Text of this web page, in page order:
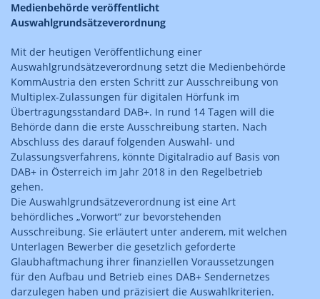
Medienbehörde veröffentlicht
Auswahlgrundsätzeverordnung
Mit der heutigen Veröffentlichung einer
Auswahlgrundsätzeverordnung setzt die Medienbehörde
KommAustria den ersten Schritt zur Ausschreibung von
Multiplex-Zulassungen für digitalen Hörfunk im
Übertragungsstandard DAB+. In rund 14 Tagen will die
Behörde dann die erste Ausschreibung starten. Nach
Abschluss des darauf folgenden Auswahl- und
Zulassungsverfahrens, könnte Digitalradio auf Basis von
DAB+ in Österreich im Jahr 2018 in den Regelbetrieb
gehen.
Die Auswahlgrundsätzeverordnung ist eine Art
behördliches „Vorwort“ zur bevorstehenden
Ausschreibung. Sie erläutert unter anderem, mit welchen
Unterlagen Bewerber die gesetzlich geforderte
Glaubhaftmachung ihrer finanziellen Voraussetzungen
für den Aufbau und Betrieb eines DAB+ Sendernetzes
darzulegen haben und präzisiert die Auswahlkriterien.